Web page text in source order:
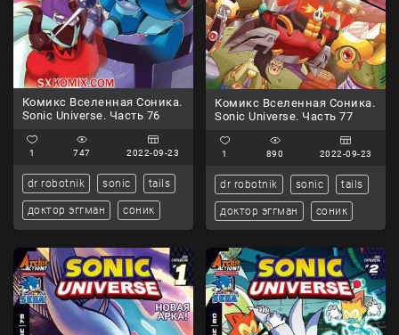
Комикс Вселенная Соника.
Sonic Universe. Часть 76
1 747 2022-09-23
dr robotnik sonic tails
доктор эггман соник
Комикс Вселенная Соника.
Sonic Universe. Часть 77
1 890 2022-09-23
dr robotnik sonic tails
доктор эггман соник